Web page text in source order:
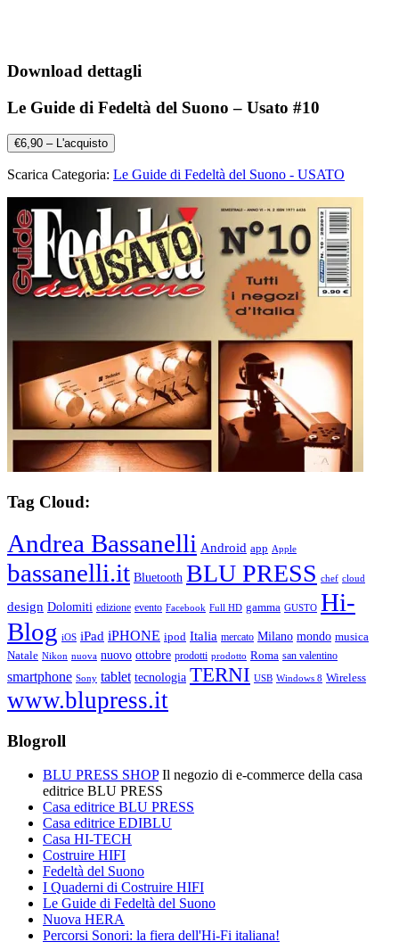
Download dettagli
Le Guide di Fedeltà del Suono – Usato #10
€6,90 – L'acquisto
Scarica Categoria: Le Guide di Fedeltà del Suono - USATO
Tag Cloud:
Andrea Bassanelli Android app Apple
bassanelli.it Bluetooth BLU PRESS chef cloud
design Dolomiti edizione evento Facebook Full HD gamma GUSTO Hi-
Blog iOS iPad iPHONE ipod Italia mercato Milano mondo musica
Natale Nikon nuova nuovo ottobre prodotti prodotto Roma san valentino
smartphone Sony tablet tecnologia TERNI USB Windows 8 Wireless
www.blupress.it
Blogroll
BLU PRESS SHOPIl negozio di e-commerce della casa
editrice BLU PRESS
Casa editrice BLU PRESS
Casa editrice EDIBLU
Casa HI-TECH
Costruire HIFI
Fedeltà del Suono
I Quaderni di Costruire HIFI
Le Guide di Fedeltà del Suono
Nuova HERA
Percorsi Sonori: la fiera dell'Hi-Fi italiana!